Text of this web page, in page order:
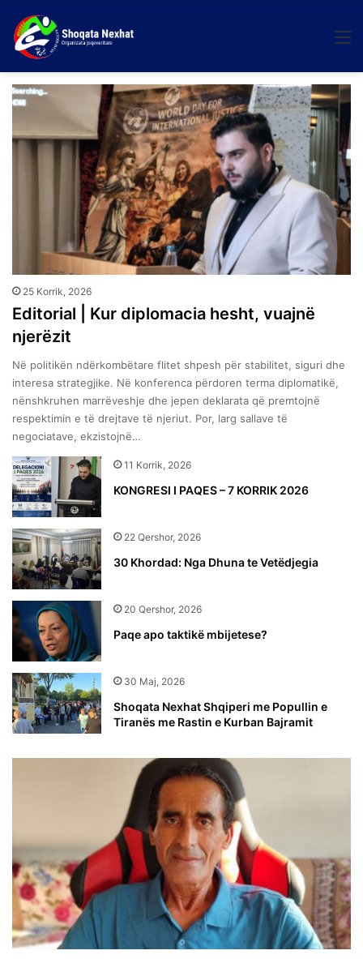
25 Korrik, 2026
Editorial | Kur diplomacia hesht, vuajnë
njerëzit
Në politikën ndërkombëtare flitet shpesh për stabilitet, siguri dhe
interesa strategjike. Në konferenca përdoren terma diplomatikë,
nënshkruhen marrëveshje dhe jepen deklarata që premtojnë
respektimin e të drejtave të njeriut. Por, larg sallave të
negociatave, ekzistojnë…
11 Korrik, 2026
KONGRESI I PAQES – 7 KORRIK 2026
22 Qershor, 2026
30 Khordad: Nga Dhuna te Vetëdjegia
20 Qershor, 2026
Paqe apo taktikë mbijetese?
30 Maj, 2026
Shoqata Nexhat Shqiperi me Popullin e
Tiranës me Rastin e Kurban Bajramit